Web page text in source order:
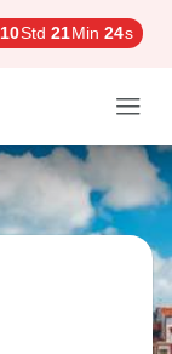
10Std 21Min 23s